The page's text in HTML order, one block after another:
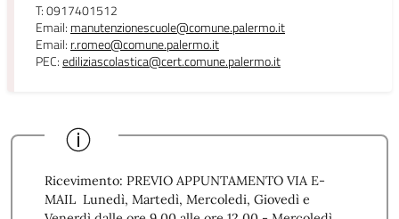
T: 0917401512
Email: manutenzionescuole@comune.palermo.it
Email: r.romeo@comune.palermo.it
PEC:ediliziascolastica@cert.comune.palermo.it
Ricevimento: PREVIO APPUNTAMENTO VIA E-
MAIL Lunedì, Martedì, Mercoledi, Giovedì e